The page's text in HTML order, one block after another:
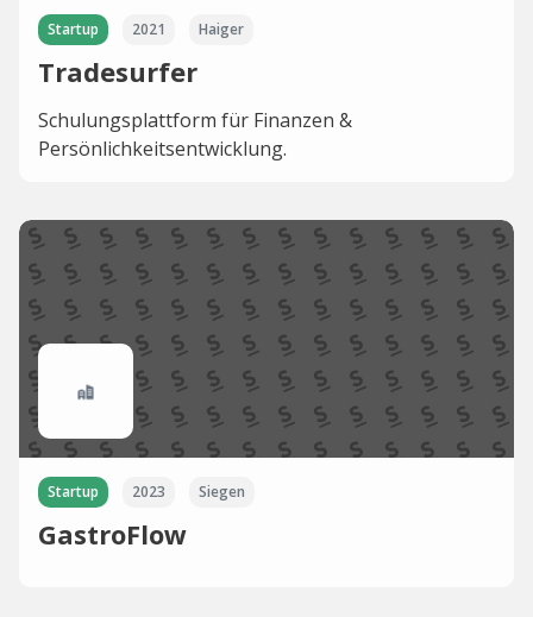
Startup 2021 Haiger
Tradesurfer
Schulungsplattform für Finanzen &
Persönlichkeitsentwicklung.
Startup 2023 Siegen
GastroFlow